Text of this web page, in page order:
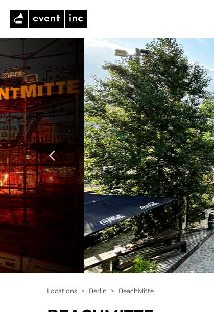
Locations > Berlin > BeachMitte